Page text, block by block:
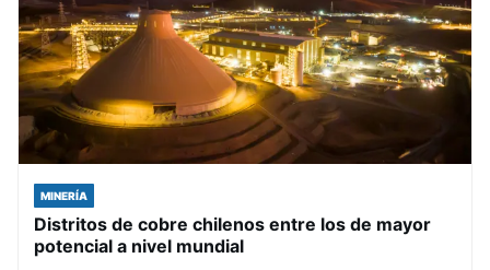
MINERÍA
Distritos de cobre chilenos entre los de mayor
potencial a nivel mundial